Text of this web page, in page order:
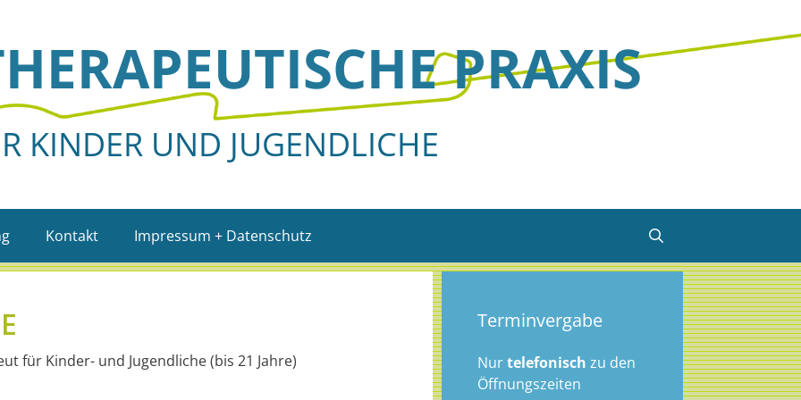
PRAXIS
KINDER UND JUGENDLICHE
Kontakt Impressum + Datenschutz
für Kinder- und Jugendliche (bis 21 Jahre)
Terminvergabe
Nurtelefonisch zu den
Öffnungszeiten